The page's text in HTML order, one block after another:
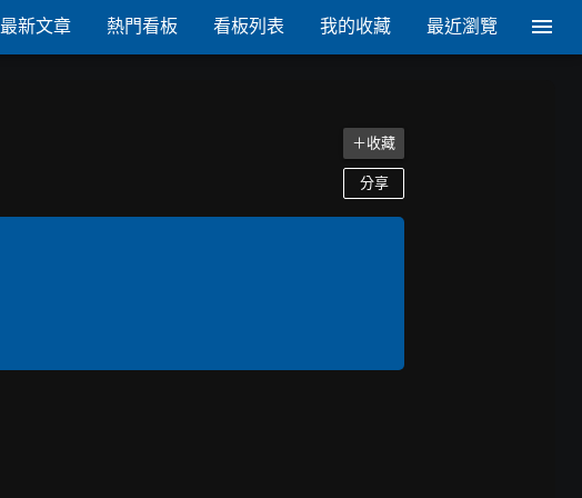
最新文章 熱門看板 看板列表 我的收藏 最近瀏覽
＋收藏
分享